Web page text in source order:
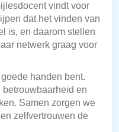
vindt voor
dat het vinden van
is, en daarom stellen
netwerk graag voor
handen bent.
en
Samen zorgen we
zelfvertrouwen de